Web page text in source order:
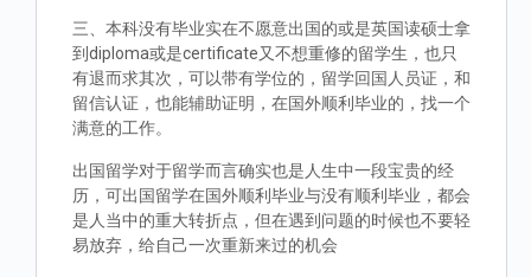
三、本科没有毕业实在不愿意出国的或是英国读硕士拿
到diploma或是certificate又不想重修的留学生，也只
有退而求其次，可以带有学位的，留学回国人员证，和
留信认证，也能辅助证明，在国外顺利毕业的，找一个
满意的工作。
出国留学对于留学而言确实也是人生中一段宝贵的经
历，可出国留学在国外顺利毕业与没有顺利毕业，都会
是人当中的重大转折点，但在遇到问题的时候也不要轻
易放弃，给自己一次重新来过的机会